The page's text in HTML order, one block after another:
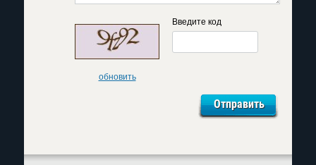
обновить
Введите код